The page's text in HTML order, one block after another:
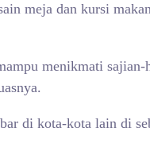
meja dan kursi
menikmati sajian-
di kota-kota lain di